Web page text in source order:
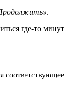
.
где-то минут
соответствующее